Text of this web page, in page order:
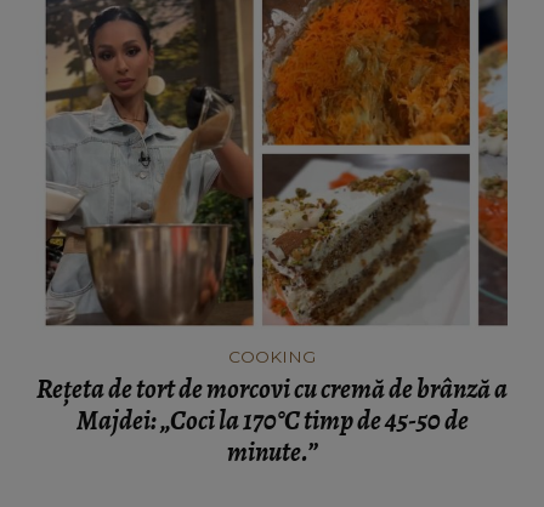
COOKING
Rețeta de tort de morcovi cu cremă de brânză a
Majdei: „Coci la 170°C timp de 45-50 de
minute.”